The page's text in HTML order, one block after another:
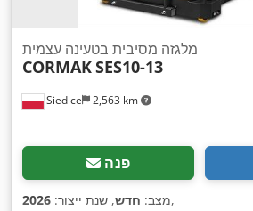
Siedlce 2,563 km
מלגזה מסיבית בטעינה עצמית
CORMAKSES10-13
פנה
מצב: חדש, שנת ייצור: 2026 ,